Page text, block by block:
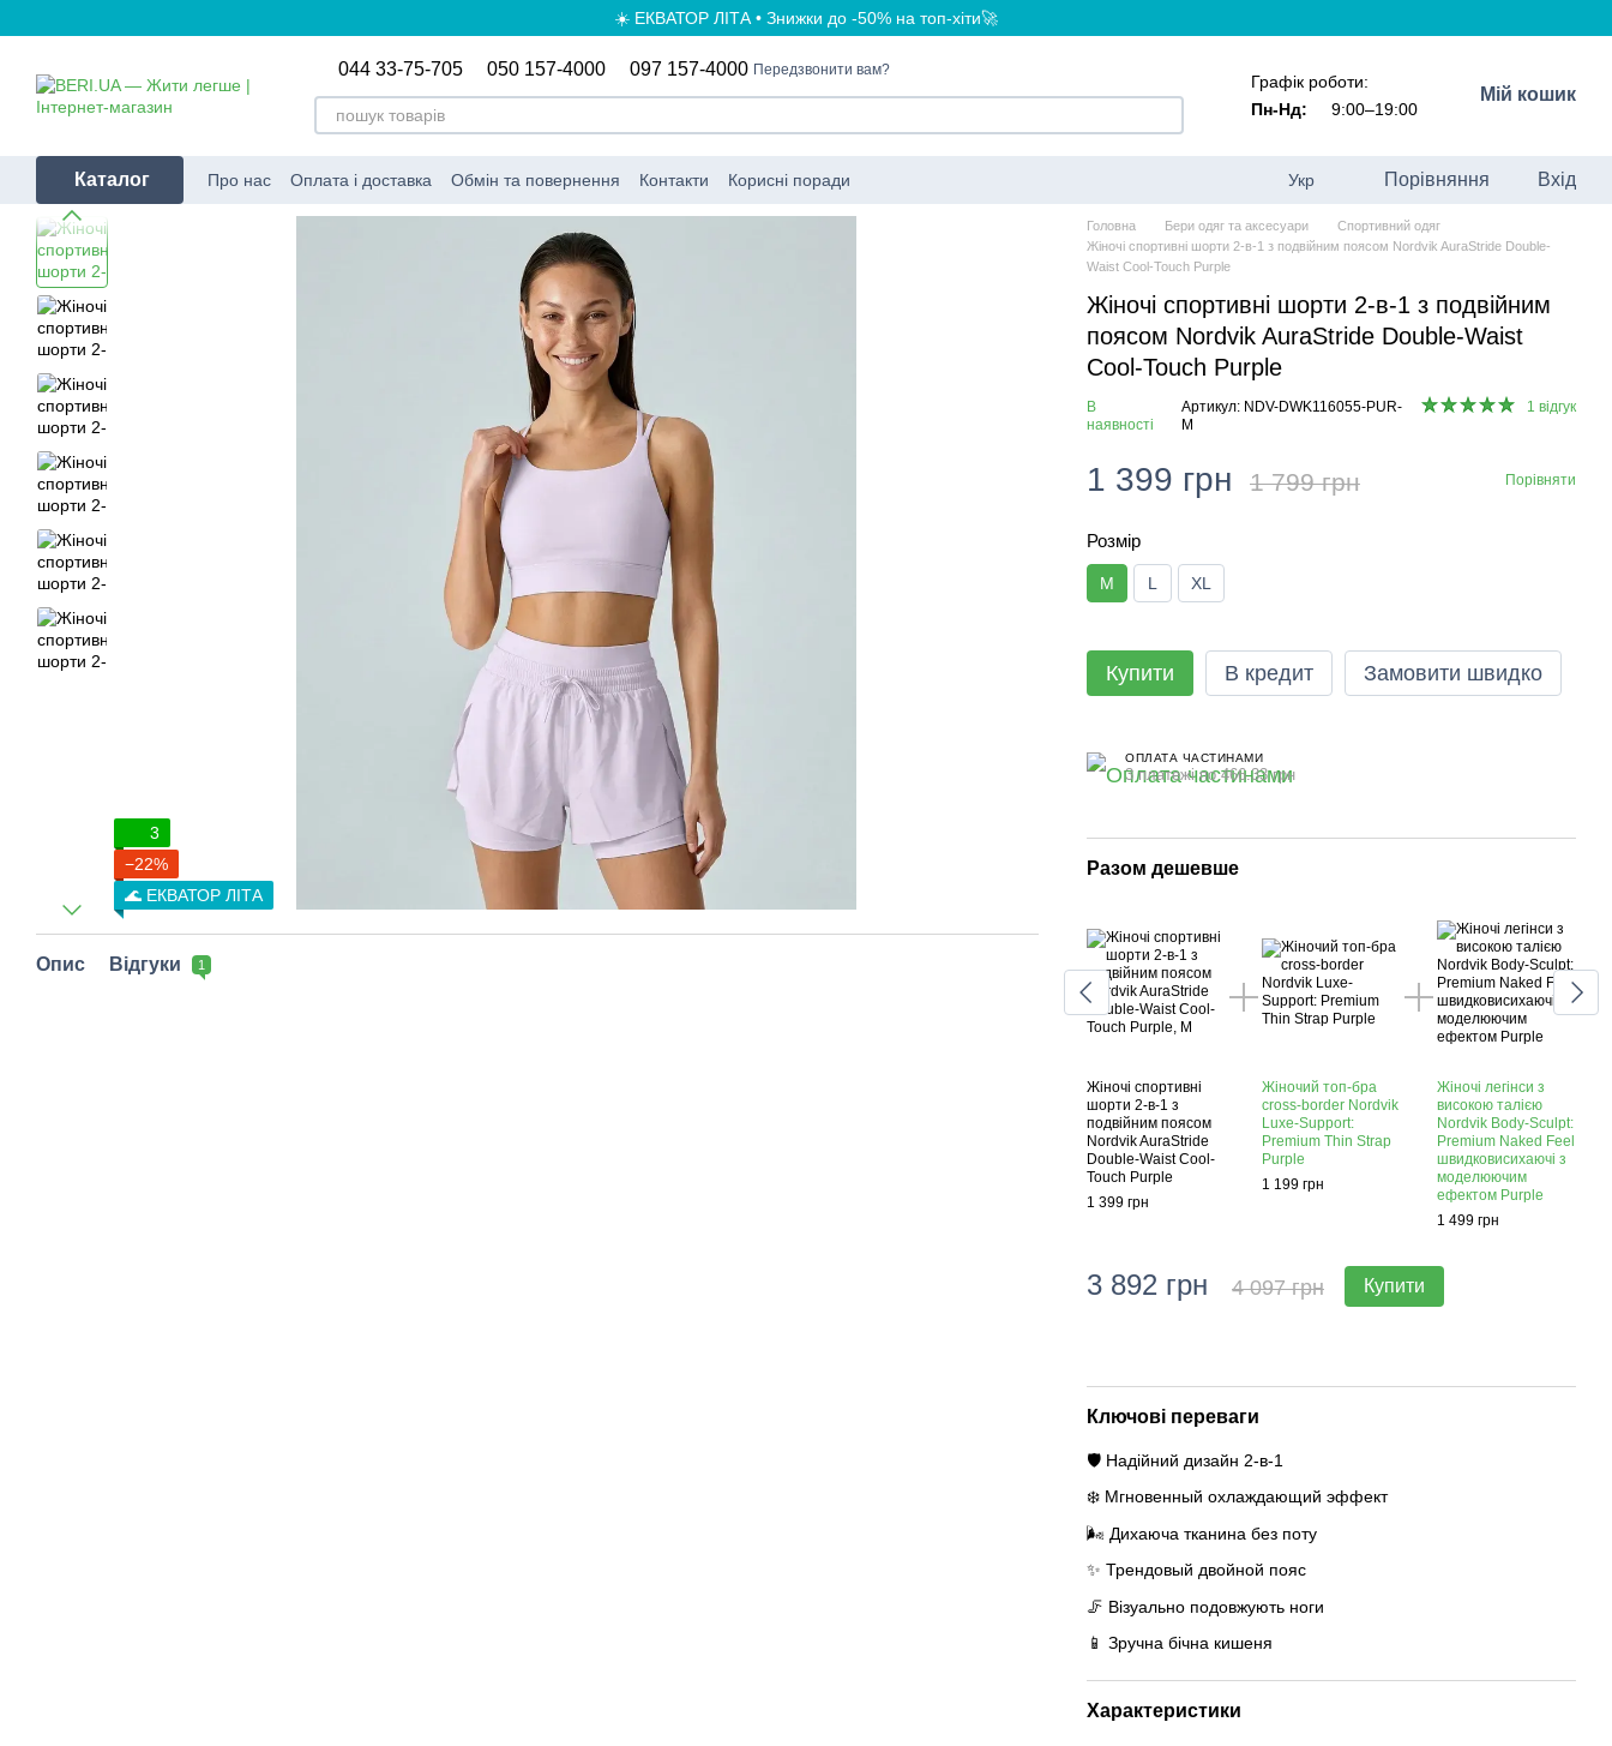
☀️ ЕКВАТОР ЛІТА • Знижки до -50% на топ-хіти🚀
044 33-75-705 050 157-4000 097 157-4000 Передзвонити вам?
Графік роботи:
Пн-Нд:
9:00–19:00
Мій кошик
Каталог Про нас Оплата і доставка Обмін та повернення Контакти Корисні поради Укр Порівняння Вхід
3
−22%
🌊 ЕКВАТОР ЛІТА
Опис Відгуки 1
Головна Бери одяг та аксесуари
Спортивний одяг
Жіночі спортивні шорти 2-в-1 з подвійним поясом Nordvik AuraStride Double-
Waist Cool-Touch Purple
Жіночі спортивні шорти 2-в-1 з подвійним
поясом Nordvik AuraStride Double-Waist
Cool-Touch Purple
В
наявності
Артикул: NDV-DWK116055-PUR-
M
1 відгук
1 399 грн 1 799 грн Порівняти
Розмір
M L XL
Купити В кредит Замовити швидко
ОПЛАТА ЧАСТИНАМИ
3 платежі по 466.33 грн
Разом дешевше
Жіночі спортивні
шорти 2-в-1 з
подвійним поясом
Nordvik AuraStride
Double-Waist Cool-
Touch Purple
1 399 грн
Жіночий топ-бра
cross-border Nordvik
Luxe-Support:
Premium Thin Strap
Purple
1 199 грн
Жіночі легінси з
високою талією
Nordvik Body-Sculpt:
Premium Naked Feel
швидковисихаючі з
моделюючим
ефектом Purple
1 499 грн
3 892 грн 4 097 грн Купити
Ключові переваги
🛡️ Надійний дизайн 2-в-1
❄️ Мгновенный охлаждающий эффект
🌬️ Дихаюча тканина без поту
✨ Трендовый двойной пояс
🦵 Візуально подовжують ноги
📱 Зручна бічна кишеня
Характеристики